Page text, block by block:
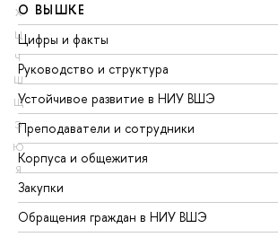
Х
Ц
Ч
Ш
Щ
Э
Ю
Я
О ВЫШКЕ
Цифры и факты
Руководство и структура
Устойчивое развитие в НИУ ВШЭ
Преподаватели и сотрудники
Корпуса и общежития
Закупки
Обращения граждан в НИУ ВШЭ